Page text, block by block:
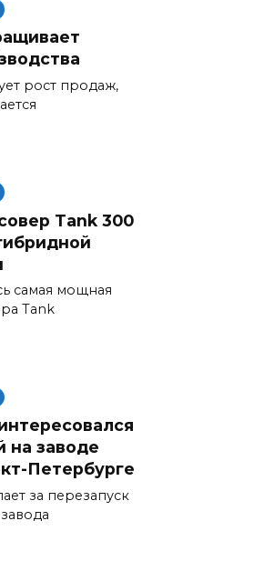
рост продаж,
Tank 300
самая мощная
Tank
на заводе
Петербурге
за перезапуск